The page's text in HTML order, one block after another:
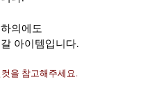
의에도
아이템입니다.
을 참고해주세요.